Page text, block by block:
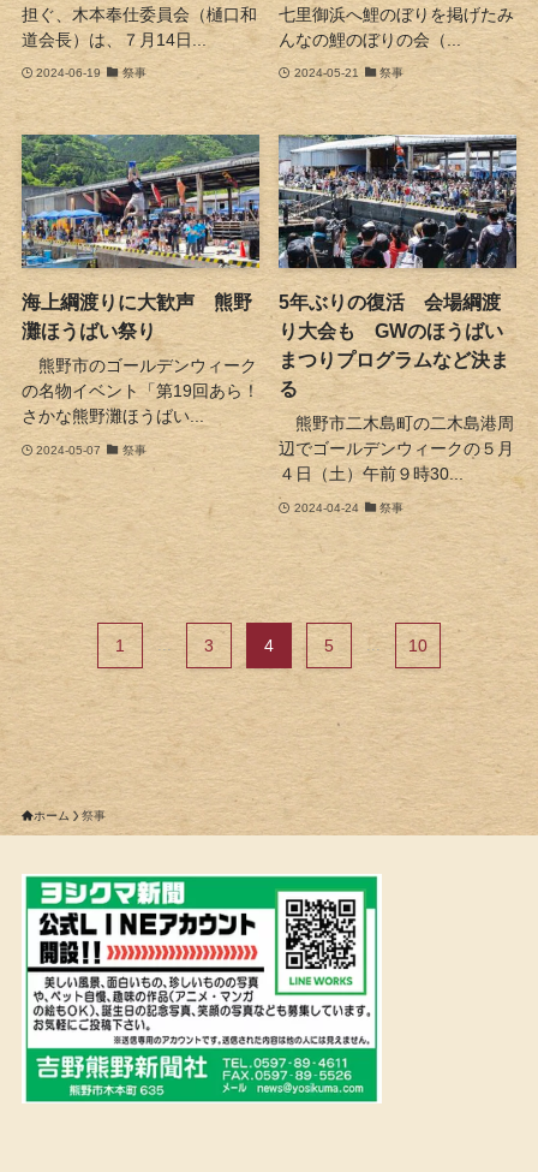
担ぐ、木本奉仕委員会（樋口和
道会長）は、７月14日...
2024-06-19 祭事
七里御浜へ鯉のぼりを掲げたみ
んなの鯉のぼりの会（...
2024-05-21 祭事
海上綱渡りに大歓声 熊野
灘ほうばい祭り
熊野市のゴールデンウィーク
の名物イベント「第19回あら！
さかな熊野灘ほうばい...
2024-05-07 祭事
5年ぶりの復活 会場綱渡
り大会も GWのほうばい
まつりプログラムなど決ま
る
熊野市二木島町の二木島港周
辺でゴールデンウィークの５月
４日（土）午前９時30...
2024-04-24 祭事
1 ... 3 4 5 ... 10
ホーム 祭事